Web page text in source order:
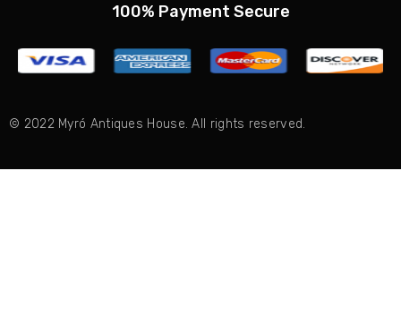
100% Payment Secure
© 2022 Myró Antiques House. All rights reserved.